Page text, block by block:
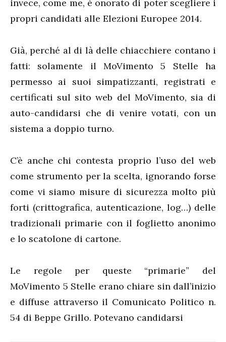
invece, come me, è onorato di poter scegliere i
propri candidati alle Elezioni Europee 2014.
Già, perché al di là delle chiacchiere contano i
fatti: solamente il MoVimento 5 Stelle ha
permesso ai suoi simpatizzanti, registrati e
certificati sul sito web del MoVimento, sia di
auto-candidarsi che di venire votati, con un
sistema a doppio turno.
C’è anche chi contesta proprio l’uso del web
come strumento per la scelta, ignorando forse
come vi siamo misure di sicurezza molto più
forti (crittografica, autenticazione, log…) delle
tradizionali primarie con il foglietto anonimo
e lo scatolone di cartone.
Le regole per queste “primarie” del
MoVimento 5 Stelle erano chiare sin dall’inizio
e diffuse attraverso il Comunicato Politico n.
54 di Beppe Grillo. Potevano candidarsi